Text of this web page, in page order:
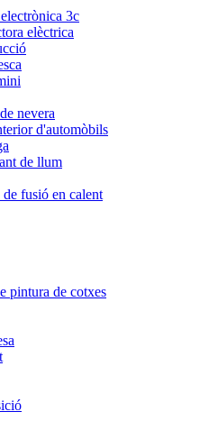
3c
elèctrica
nevera
d'automòbils
de llum
fusió en calent
pintura de cotxes